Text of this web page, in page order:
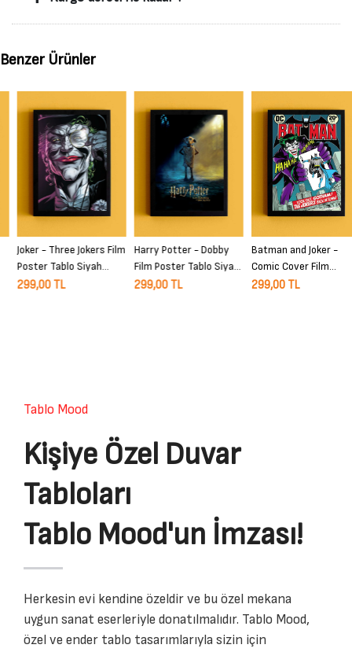
Benzer Ürünler
Joker - Three Jokers Film
Poster Tablo Siyah
Çerçeveli Yüksek Kalite
299,00 TL
Harry Potter - Dobby
Film Poster Tablo Siyah
Çerçeveli Yüksek Kalite
299,00 TL
Batman and Joker -
Comic Cover Film
Poster Tablo Siyah
299,00 TL
Tablo Mood
Kişiye Özel Duvar
Tabloları
Tablo Mood'un İmzası!
Herkesin evi kendine özeldir ve bu özel mekana
uygun sanat eserleriyle donatılmalıdır. Tablo Mood,
özel ve ender tablo tasarımlarıyla sizin için